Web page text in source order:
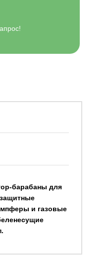
барабаны для
и газовые